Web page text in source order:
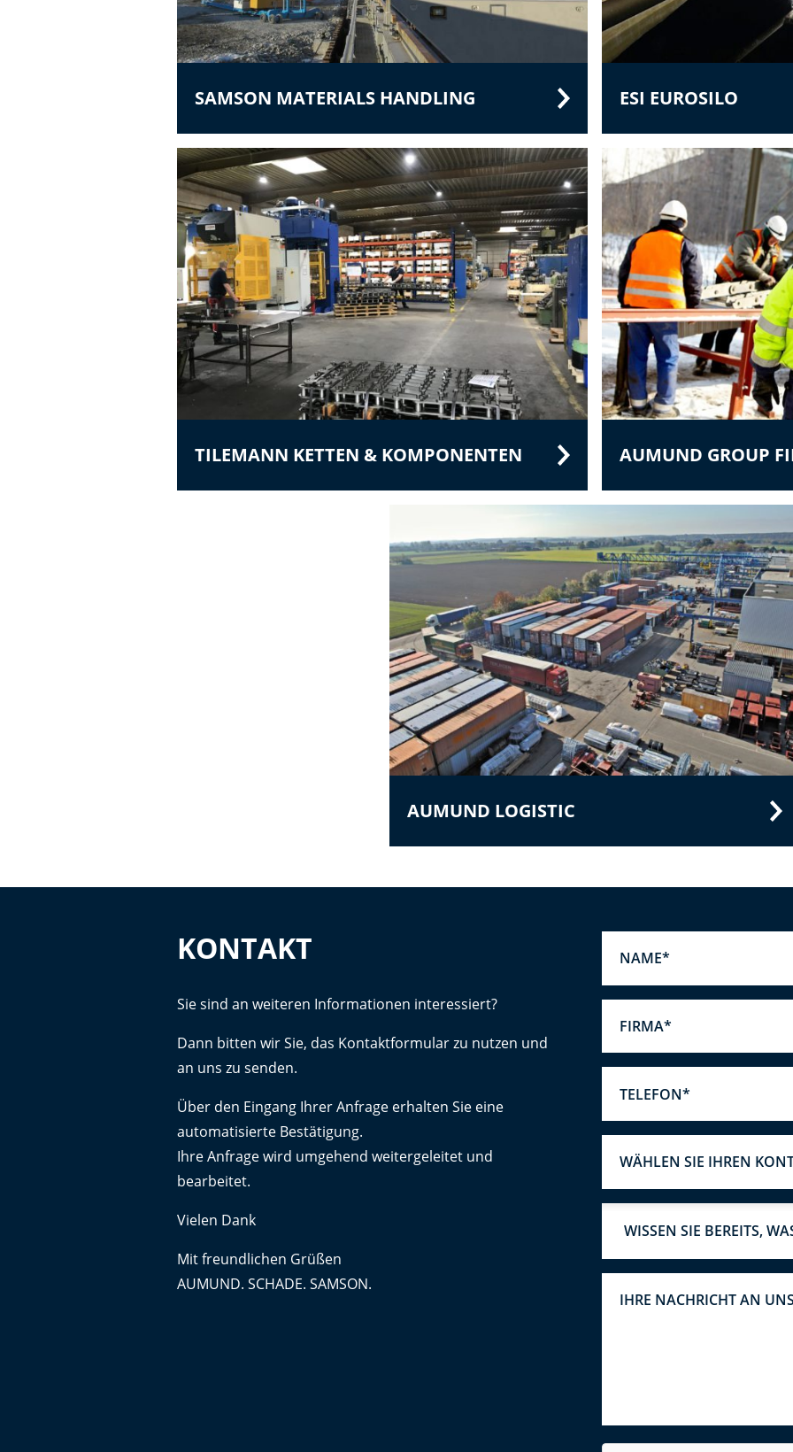
SAMSON MATERIALS HANDLING ESI EUROSILO
TILEMANN KETTEN & KOMPONENTEN AUMUND GROUP
AUMUND LOGISTIC
KONTAKT
Sie sind an weiteren Informationen interessiert?
Dann bitten wir Sie, das Kontaktformular zu nutzen und
an uns zu senden.
Über den Eingang Ihrer Anfrage erhalten Sie eine
automatisierte Bestätigung.
Ihre Anfrage wird umgehend weitergeleitet und
bearbeitet.
Vielen Dank
Mit freundlichen Grüßen
AUMUND. SCHADE. SAMSON.
WÄHLEN SIE IHREN